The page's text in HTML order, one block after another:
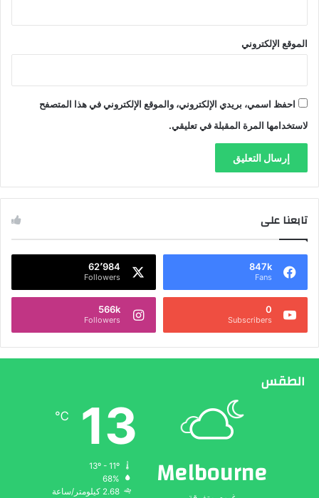
الموقع الإلكتروني
احفظ اسمي، بريدي الإلكتروني، والموقع الإلكتروني في هذا المتصفح
لاستخدامها المرة المقبلة في تعليقي.
تابعنا على
847k
Fans
62٬984
Followers
0
Subscribers
566k
Followers
الطقس
Melbourne
13
℃
68%
2.68 كيلومتر/ساعة